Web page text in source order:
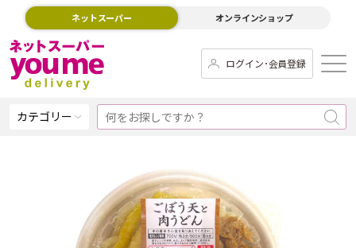
ネットスーパー オンラインショップ
ログイン･会員登録
カテゴリー